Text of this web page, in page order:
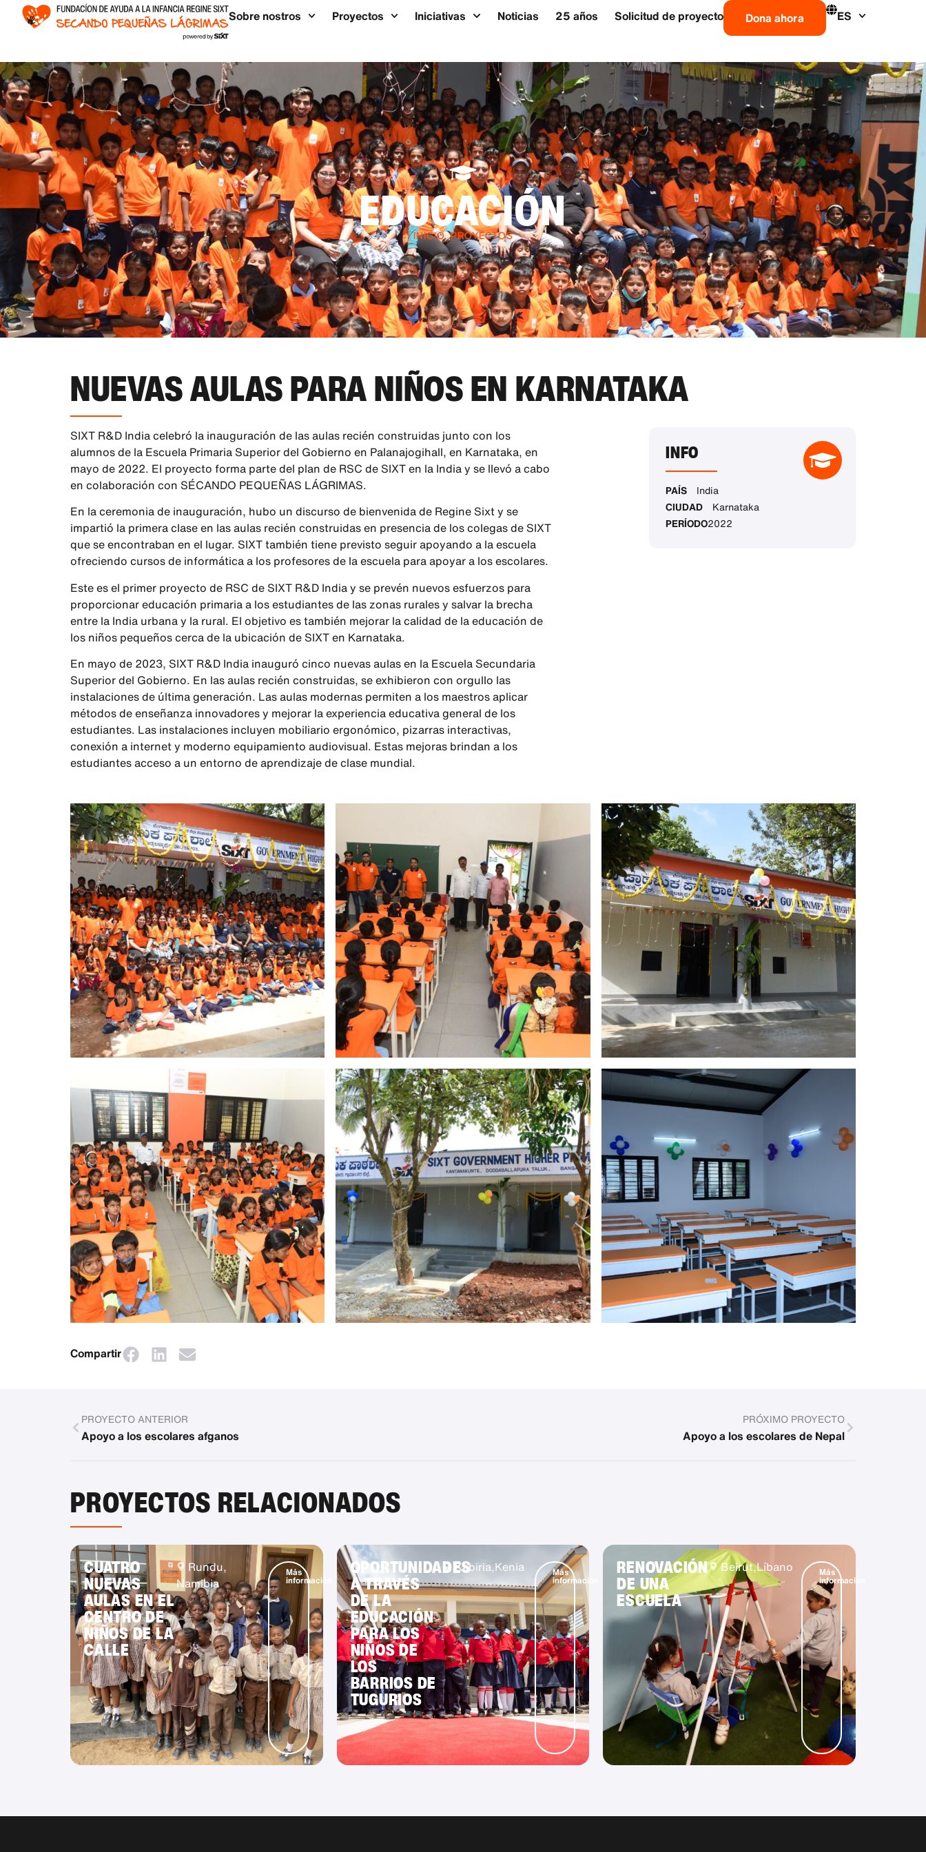
Sobre nostros Proyectos Iniciativas Noticias 25 años Solicitud de proyecto Dona ahora ES
EDUCACIÓN
INICIO>PROYECTOS
NUEVAS AULAS PARA NIÑOS EN KARNATAKA
SIXT R&D India celebró la inauguración de las aulas recién construidas junto con los
alumnos de la Escuela Primaria Superior del Gobierno en Palanajogihall, en Karnataka, en
mayo de 2022. El proyecto forma parte del plan de RSC de SIXT en la India y se llevó a cabo
en colaboración con SÉCANDO PEQUEÑAS LÁGRIMAS.
En la ceremonia de inauguración, hubo un discurso de bienvenida de Regine Sixt y se
impartió la primera clase en las aulas recién construidas en presencia de los colegas de SIXT
que se encontraban en el lugar. SIXT también tiene previsto seguir apoyando a la escuela
ofreciendo cursos de informática a los profesores de la escuela para apoyar a los escolares.
Este es el primer proyecto de RSC de SIXT R&D India y se prevén nuevos esfuerzos para
proporcionar educación primaria a los estudiantes de las zonas rurales y salvar la brecha
entre la India urbana y la rural. El objetivo es también mejorar la calidad de la educación de
los niños pequeños cerca de la ubicación de SIXT en Karnataka.
En mayo de 2023, SIXT R&D India inauguró cinco nuevas aulas en la Escuela Secundaria
Superior del Gobierno. En las aulas recién construidas, se exhibieron con orgullo las
instalaciones de última generación. Las aulas modernas permiten a los maestros aplicar
métodos de enseñanza innovadores y mejorar la experiencia educativa general de los
estudiantes. Las instalaciones incluyen mobiliario ergonómico, pizarras interactivas,
conexión a internet y moderno equipamiento audiovisual. Estas mejoras brindan a los
estudiantes acceso a un entorno de aprendizaje de clase mundial.
INFO
PAÍS India
CIUDAD Karnataka
PERÍODO2022
Compartir
PROYECTO ANTERIOR
Apoyo a los escolares afganos
PRÓXIMO PROYECTO
Apoyo a los escolares de Nepal
PROYECTOS RELACIONADOS
CUATRO
NUEVAS
AULAS EN EL
CENTRO DE
NIÑOS DE LA
CALLE
Rundu,
Namibia
Más
información
OPORTUNIDADES
A TRAVÉS
DE LA
EDUCACIÓN
PARA LOS
NIÑOS DE
LOS
BARRIOS DE
TUGURIOS
Kabiria,Kenia Más
información
RENOVACIÓN
DE UNA
ESCUELA
Beirut,Líbano Más
información